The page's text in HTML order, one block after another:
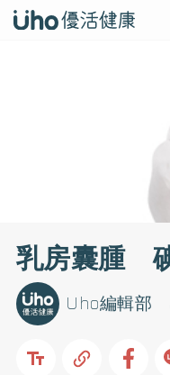
乳房囊腫
Uho編輯部